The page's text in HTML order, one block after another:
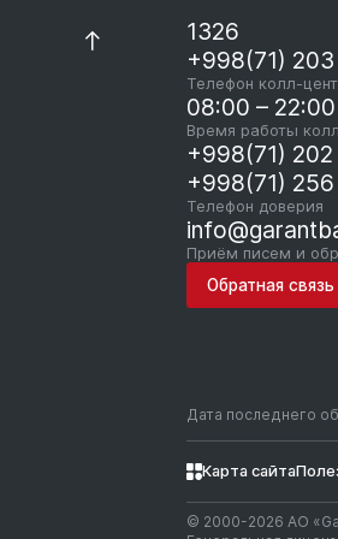
1326
+998(71)
Телефон колл-
08:00 – 22:00
Время работы
+998(71) 202
+998(71) 256
Телефон доверия
Приём писем и
Обратная связь
Дата последнего
Карта сайта
© 2000-2026 АО